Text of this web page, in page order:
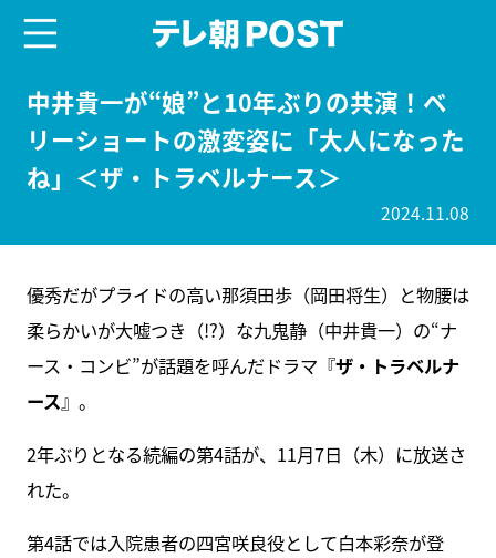
中井貴一が“娘”と10年ぶりの共演！ベ
リーショートの激変姿に「大人になった
ね」＜ザ・トラベルナース＞
2024.11.08
優秀だがプライドの高い那須田歩（岡田将生）と物腰は
柔らかいが大嘘つき（!?）な九鬼静（中井貴一）の“ナ
ース・コンビ”が話題を呼んだドラマ『ザ・トラベルナ
ース』。
2年ぶりとなる続編の第4話が、11月7日（木）に放送さ
れた。
第4話では入院患者の四宮咲良役として白本彩奈が登